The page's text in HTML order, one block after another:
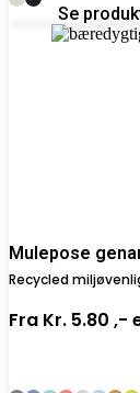
Se
Mulepose
Recycled
Fra Kr. 5.80 ,-